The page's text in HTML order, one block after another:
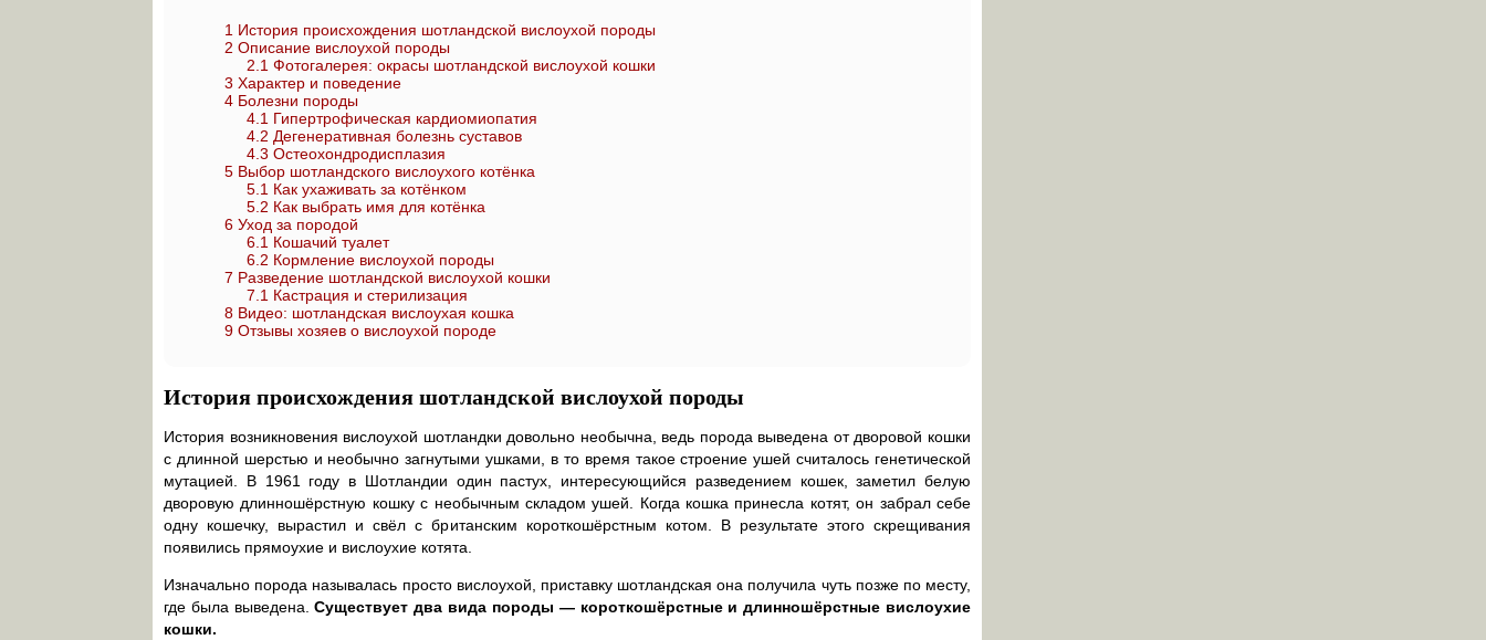
1 История происхождения шотландской вислоухой породы
2 Описание вислоухой породы
2.1 Фотогалерея: окрасы шотландской вислоухой кошки
3 Характер и поведение
4 Болезни породы
4.1 Гипертрофическая кардиомиопатия
4.2 Дегенеративная болезнь суставов
4.3 Остеохондродисплазия
5 Выбор шотландского вислоухого котёнка
5.1 Как ухаживать за котёнком
5.2 Как выбрать имя для котёнка
6 Уход за породой
6.1 Кошачий туалет
6.2 Кормление вислоухой породы
7 Разведение шотландской вислоухой кошки
7.1 Кастрация и стерилизация
8 Видео: шотландская вислоухая кошка
9 Отзывы хозяев о вислоухой породе
История происхождения шотландской вислоухой породы
История возникновения вислоухой шотландки довольно необычна, ведь порода выведена от дворовой кошки
с длинной шерстью и необычно загнутыми ушками, в то время такое строение ушей считалось генетической
мутацией. В 1961 году в Шотландии один пастух, интересующийся разведением кошек, заметил белую
дворовую длинношёрстную кошку с необычным складом ушей. Когда кошка принесла котят, он забрал себе
одну кошечку, вырастил и свёл с британским короткошёрстным котом. В результате этого скрещивания
появились прямоухие и вислоухие котята.
Изначально порода называлась просто вислоухой, приставку шотландская она получила чуть позже по месту,
где была выведена.Существует два вида породы — короткошёрстные и длинношёрстные вислоухие
кошки.